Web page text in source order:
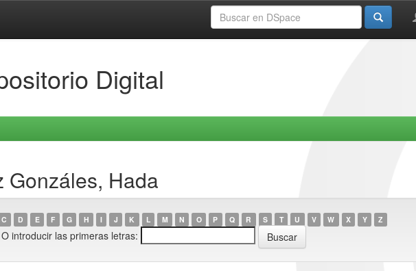
Digital
Gonzáles, Hada
C D E F G H I J K L M N O P Q R S T U V W X Y Z
O introducir las primeras letras: